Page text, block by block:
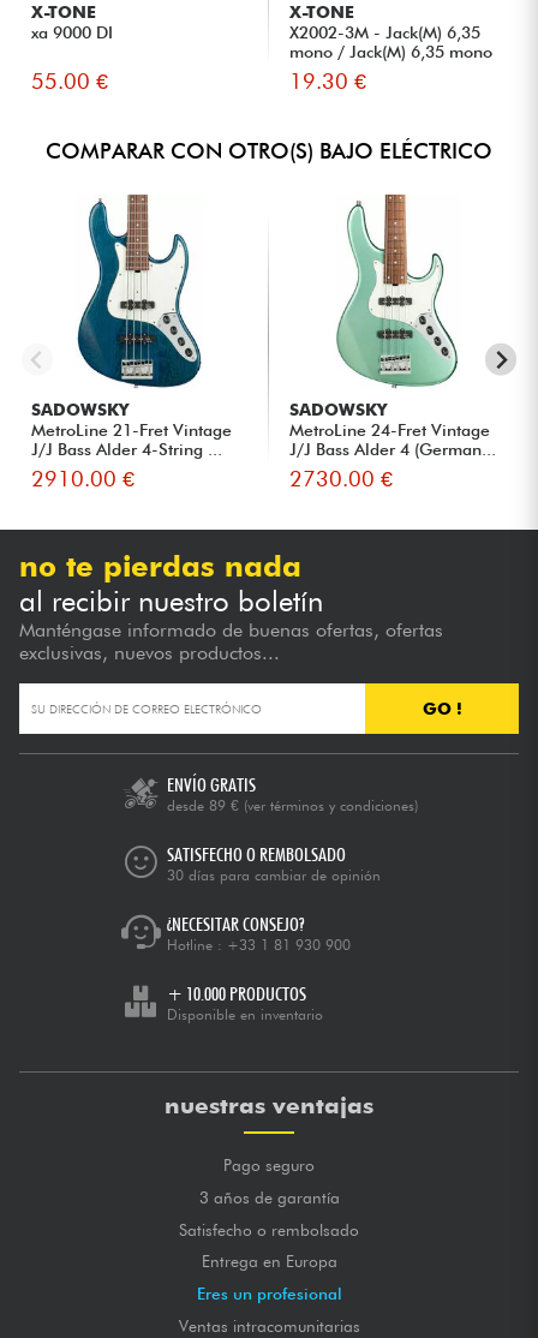
X-TONE
xa 9000 DI
55.00 €
X-TONE
X2002-3M - Jack(M) 6,35
mono / Jack(M) 6,35 mono
S...
19.30 €
COMPARAR CON OTRO(S) BAJO ELÉCTRICO
SADOWSKY
MetroLine 21-Fret Vintage
J/J Bass Alder 4-String ...
2910.00 €
SADOWSKY
MetroLine 24-Fret Vintage
J/J Bass Alder 4 (German...
2730.00 €
no te pierdas nada
al recibir nuestro boletín
Manténgase informado de buenas ofertas, ofertas
exclusivas, nuevos productos...
GO !
ENVÍO GRATIS
desde 89 € (ver términos y condiciones)
SATISFECHO O REMBOLSADO
30 días para cambiar de opinión
¿NECESITAR CONSEJO?
Hotline : +33 1 81 930 900
+ 10.000 PRODUCTOS
Disponible en inventario
nuestras ventajas
Pago seguro
3 años de garantía
Satisfecho o rembolsado
Entrega en Europa
Eres un profesional
Ventas intracomunitarias